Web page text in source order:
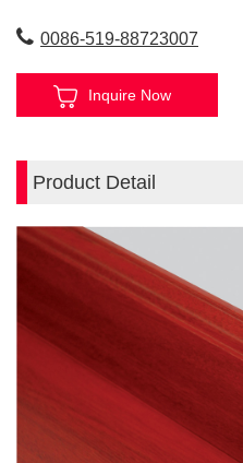
0086-519-88723007
Inquire Now
Product Detail